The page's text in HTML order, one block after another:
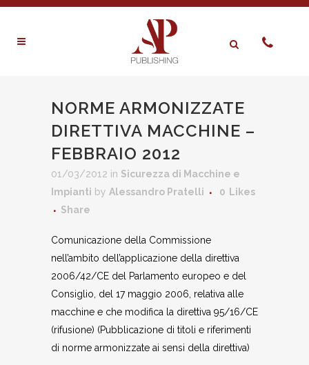
NORME ARMONIZZATE
DIRETTIVA MACCHINE –
FEBBRAIO 2012
01/03/2012 in Sicurezza di Macchine e
Impianti by Alessandro Pratelli 0 Likes
Share
Comunicazione della Commissione
nell’ambito dell’applicazione della direttiva
2006/42/CE del Parlamento europeo e del
Consiglio, del 17 maggio 2006, relativa alle
macchine e che modifica la direttiva 95/16/CE
(rifusione) (Pubblicazione di titoli e riferimenti
di norme armonizzate ai sensi della direttiva)